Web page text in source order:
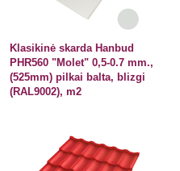
Klasikinė skarda Hanbud
PHR560 "Molet" 0,5-0.7 mm.,
(525mm) pilkai balta, blizgi
(RAL9002), m2